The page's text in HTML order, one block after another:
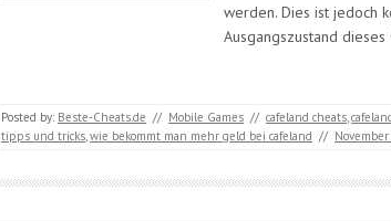
werden. Dies ist jedoch
Ausgangszustand
Posted by: Beste-Cheats.de // Mobile Games // cafeland cheats
tipps und tricks wie bekommt man mehr geld bei cafeland //